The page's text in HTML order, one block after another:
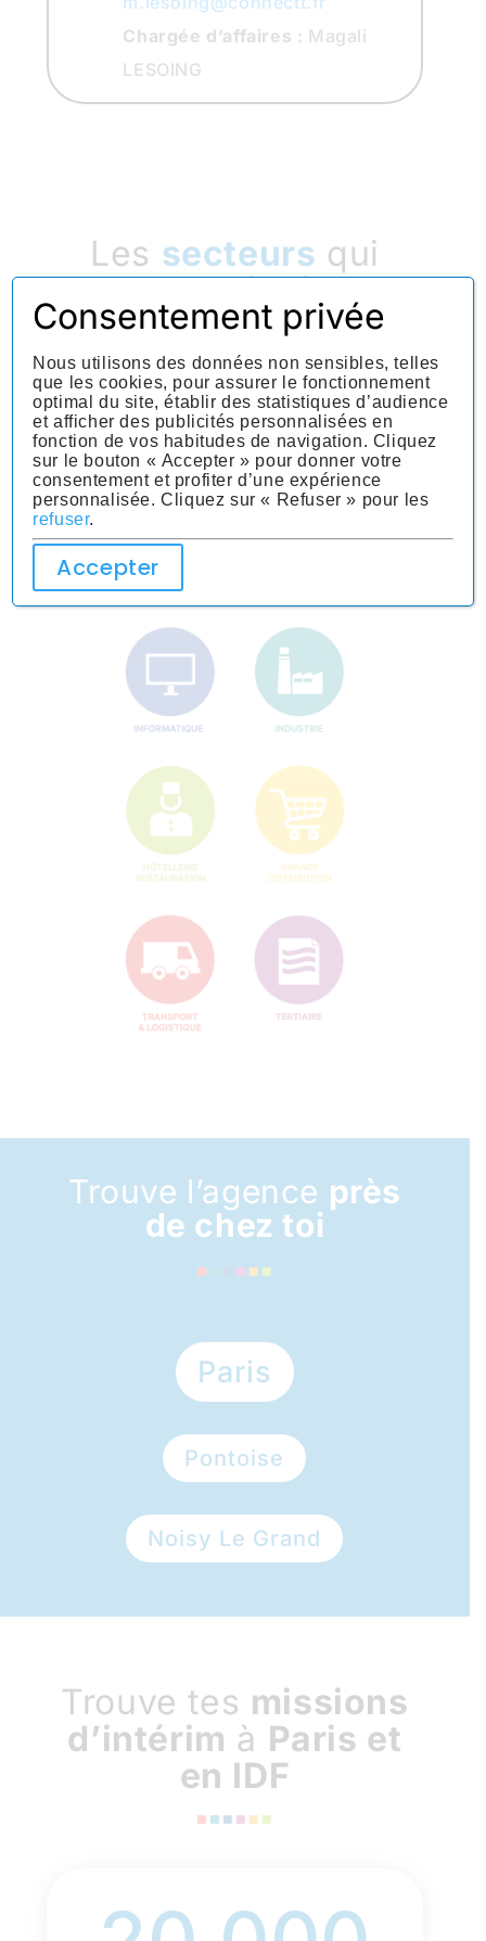
Chargée d’affaires : Magali
LESOING
Les secteurs qui
recrutent
Trouve tonsecteur
Connectt trouve ta
mission
Trouve l’agence près
de chez toi
Paris
Pontoise
Noisy Le Grand
Trouve tes missions
d’intérim à Paris et
en IDF
Consentement privée
Nous utilisons des données non sensibles, telles
que les cookies, pour assurer le fonctionnement
optimal du site, établir des statistiques d’audience
et afficher des publicités personnalisées en
fonction de vos habitudes de navigation. Cliquez
sur le bouton « Accepter » pour donner votre
consentement et profiter d’une expérience
personnalisée. Cliquez sur « Refuser » pour les
refuser.
Accepter